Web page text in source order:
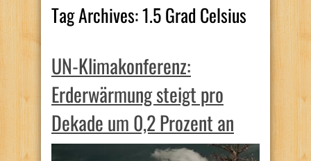
Tag Archives:1.5 Grad Celsius
UN-Klimakonferenz:
Erderwärmung steigt pro
Dekade um 0,2 Prozent an